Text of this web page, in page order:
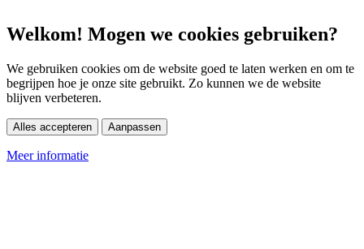
Welkom! Mogen we cookies gebruiken?
We gebruiken cookies om de website goed te laten werken en om te
begrijpen hoe je onze site gebruikt. Zo kunnen we de website
blijven verbeteren.
Alles accepteren Aanpassen
Meer informatie